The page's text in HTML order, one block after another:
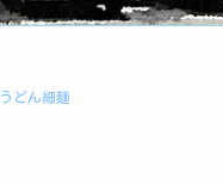
どん細麺